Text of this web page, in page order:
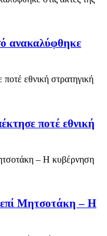
ανακαλύφθηκε
ποτέ εθνική
επί Μητσοτάκη – Η